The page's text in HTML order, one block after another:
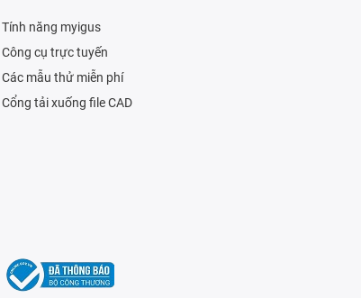
Tính năng myigus
Công cụ trực tuyến
Các mẫu thử miễn phí
Cổng tải xuống file CAD